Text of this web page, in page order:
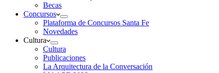
Becas
Concursos
Plataforma de Concursos Santa Fe
Novedades
Cultura
Cultura
Publicaciones
La Arquitectura de la Conversación